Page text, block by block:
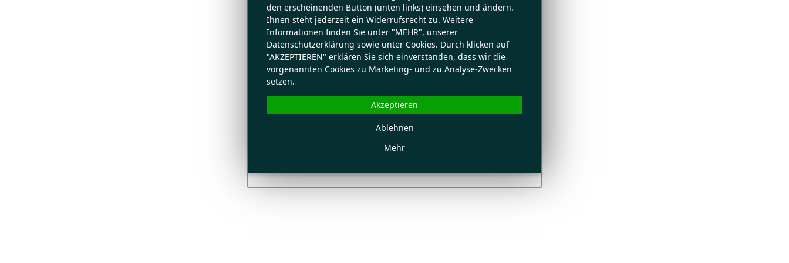
den erscheinenden Button (unten links) einsehen und ändern.
Ihnen steht jederzeit ein Widerrufsrecht zu. Weitere
Informationen finden Sie unter "MEHR", unserer
Datenschutzerklärung sowie unter Cookies. Durch klicken auf
"AKZEPTIEREN" erklären Sie sich einverstanden, dass wir die
vorgenannten Cookies zu Marketing- und zu Analyse-Zwecken
setzen.
Mehr
Ablehnen
Akzeptieren